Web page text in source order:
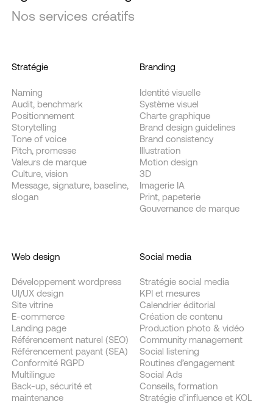
Nos services créatifs
Stratégie
Naming
Audit, benchmark
Positionnement
Storytelling
Tone of voice
Pitch, promesse
Valeurs de marque
Culture, vision
Message, signature, baseline,
slogan
Branding
Identité visuelle
Système visuel
Charte graphique
Brand design guidelines
Brand consistency
Illustration
Motion design
3D
Imagerie IA
Print, papeterie
Gouvernance de marque
Web design
Développement wordpress
UI/UX design
Site vitrine
E-commerce
Landing page
Référencement naturel (SEO)
Référencement payant (SEA)
Conformité RGPD
Multilingue
Back-up, sécurité et
maintenance
Social media
Stratégie social media
KPI et mesures
Calendrier éditorial
Création de contenu
Production photo & vidéo
Community management
Social listening
Routines d’engagement
Social Ads
Conseils, formation
Stratégie d’influence et KOL